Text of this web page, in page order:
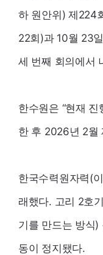
하 원안위) 제224
22회)과 10월 23
세 번째 회의에서
한수원은 “현재
한 후 2026년 2월
한국수력원자력(
래했다. 고리 2호
기를 만드는 방식
동이 정지됐다.